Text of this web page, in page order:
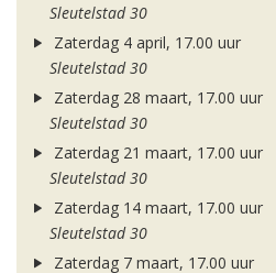
Sleutelstad 30
Zaterdag 4 april, 17.00 uur
Sleutelstad 30
Zaterdag 28 maart, 17.00 uur
Sleutelstad 30
Zaterdag 21 maart, 17.00 uur
Sleutelstad 30
Zaterdag 14 maart, 17.00 uur
Sleutelstad 30
Zaterdag 7 maart, 17.00 uur